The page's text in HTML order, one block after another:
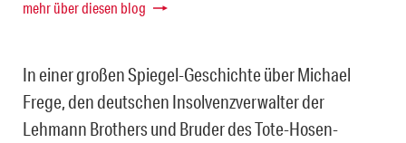
mehr über diesen blog
In einer großen Spiegel-Geschichte über Michael
Frege, den deutschen Insolvenzverwalter der
Lehmann Brothers und Bruder des Tote-Hosen-